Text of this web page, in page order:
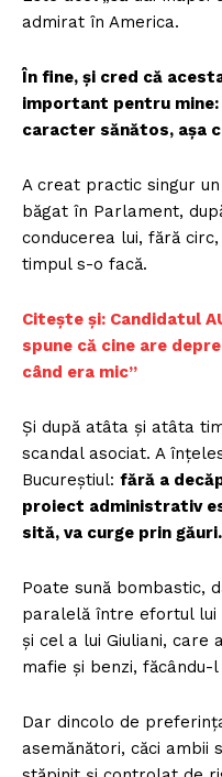
admirat în America.
În fine, și cred că
important pentru
caracter sănătos, așa
A creat practic singur
băgat în Parlament,
conducerea lui, fără
timpul s-o facă.
Citește și: Candidatul
spune că cine are
când era mic”
Și după atâta și atâta
scandal asociat. A
Bucureștiul: fără a
proiect administrativ
sită, va curge prin găuri.
Poate sună bombastic,
paralelă între efortul lui
și cel a lui Giuliani, care
mafie și benzi,
Dar dincolo de
asemănători, căci ambii